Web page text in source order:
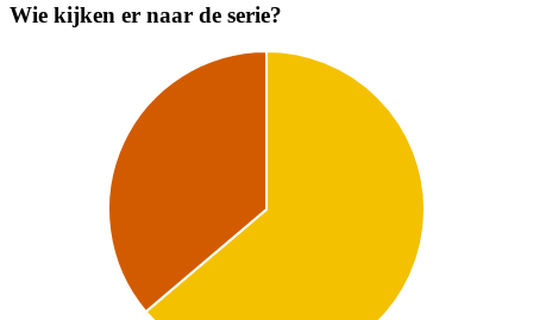
Wie kijken er naar de serie?